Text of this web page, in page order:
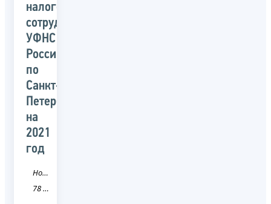
налогоплательщиков
сотрудниками
УФНС
России
по
Санкт-
Петербургу
на
2021
год
Новость
78 Санкт-Петербург